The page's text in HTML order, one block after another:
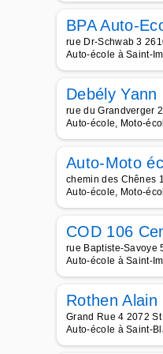
BPA Auto-
rue Dr-Schwab 3
Auto-école à Saint-
Debély Yann
rue du Grandverger
Auto-école, Moto-
Auto-Moto
chemin des Chênes
Auto-école, Moto-
COD 106
rue Baptiste-Savoye
Auto-école à Saint-
Rothen Alain
Grand Rue 4 2072
Auto-école à Saint-